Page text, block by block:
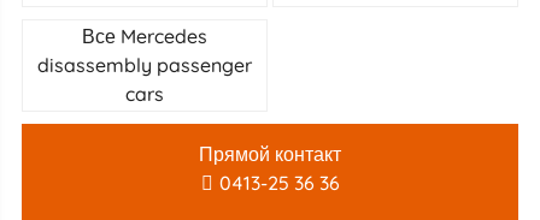
Все Mercedes
disassembly passenger
cars
Прямой контакт
0413-25 36 36